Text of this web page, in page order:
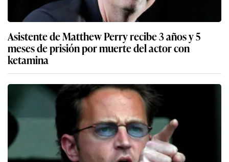
Asistente de Matthew Perry recibe 3 años y 5
meses de prisión por muerte del actor con
ketamina